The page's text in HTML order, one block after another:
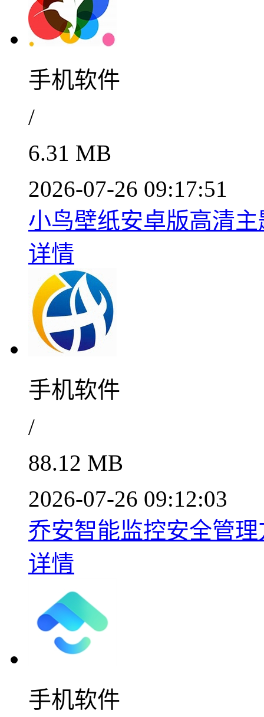
手机软件
/
6.31 MB
2026-07-26 09:17:51
小鸟壁纸安卓版高清
详情
手机软件
/
88.12 MB
2026-07-26 09:12:03
乔安智能监控安全管理
详情
手机软件